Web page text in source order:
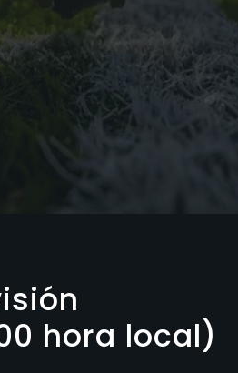
hora local)